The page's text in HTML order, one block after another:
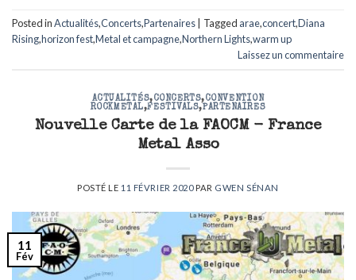
Posted inActualités,Concerts,Partenaires Tagged arae,concert,Diana
Rising,horizon fest,Metal et campagne,Northern Lights,warm up
Laissez un commentaire
ACTUALITÉS,CONCERTS,CONVENTION
ROCKMETAL,FESTIVALS,PARTENAIRES
Nouvelle Carte de la FAOCM - France
Metal Asso
POSTÉ LE 11 FÉVRIER 2020PAR GWEN SÉNAN
11
Fév